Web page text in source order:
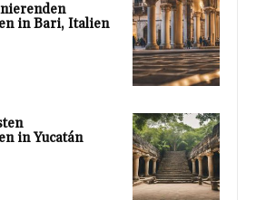
in Bari, Italien
in Yucatán